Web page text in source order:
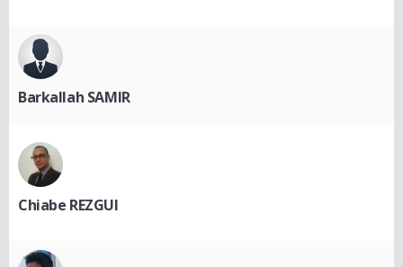
Barkallah SAMIR
Chiabe REZGUI